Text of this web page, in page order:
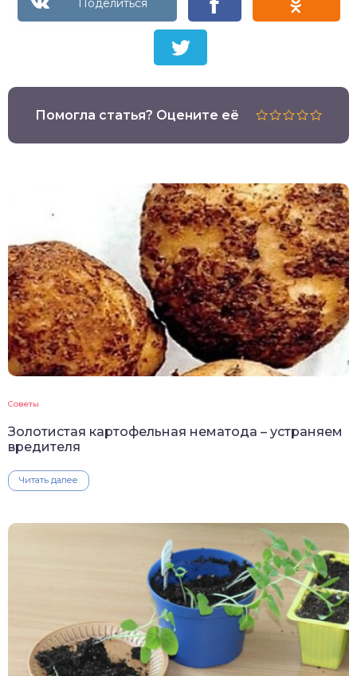
Помогла статья? Оцените её
Советы
Золотистая картофельная нематода – устраняем
вредителя
Читать далее